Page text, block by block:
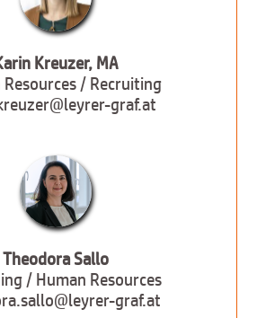
Kreuzer, MA
Resources / Recruiting
graf.at
Theodora Sallo
/ Human Resources
graf.at